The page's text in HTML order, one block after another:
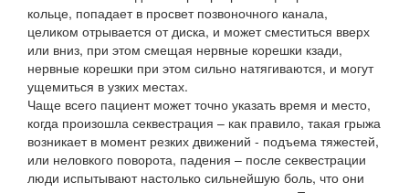
кольце, попадает в просвет позвоночного канала,
целиком отрывается от диска, и может сместиться вверх
или вниз, при этом смещая нервные корешки кзади,
нервные корешки при этом сильно натягиваются, и могут
ущемиться в узких местах.
Чаще всего пациент может точно указать время и место,
когда произошла секвестрация – как правило, такая грыжа
возникает в момент резких движений - подъема тяжестей,
или неловкого поворота, падения – после секвестрации
люди испытывают настолько сильнейшую боль, что они